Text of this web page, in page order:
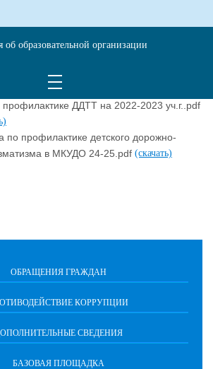
ДДТТ на 2021-2022 уч.г.
ДДТТ на 2022-2023 уч.г..pdf
по профилактике детского дорожно-
в МКУДО 24-25.pdf (скачать)
ОБРАЩЕНИЯ ГРАЖДАН
КОРРУПЦИИ
СВЕДЕНИЯ
БАЗОВАЯ ПЛОЩАДКА
об образовательной организации